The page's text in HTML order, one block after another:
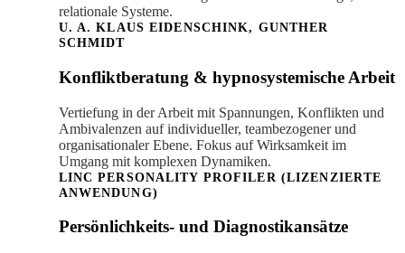
relationale Systeme.
U. A. KLAUS EIDENSCHINK, GUNTHER
SCHMIDT
Konfliktberatung & hypnosystemische Arbeit
Vertiefung in der Arbeit mit Spannungen, Konflikten und
Ambivalenzen auf individueller, teambezogener und
organisationaler Ebene. Fokus auf Wirksamkeit im
Umgang mit komplexen Dynamiken.
LINC PERSONALITY PROFILER (LIZENZIERTE
ANWENDUNG)
Persönlichkeits- und Diagnostikansätze